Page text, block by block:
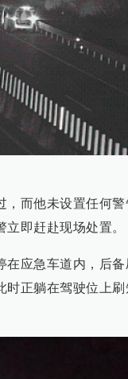
而他未设置任何
即赶赴现场处置。
应急车道内，后
正躺在驾驶位上